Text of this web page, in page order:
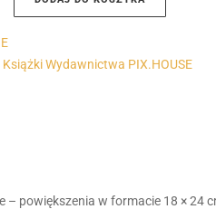
Książki Wydawnictwa PIX.HOUSE
– powiększenia w formacie 18 × 24